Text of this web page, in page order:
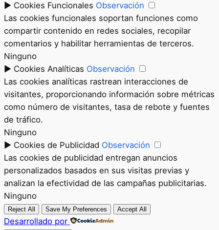
► Cookies Funcionales Observación
Las cookies funcionales soportan funciones como
compartir contenido en redes sociales, recopilar
comentarios y habilitar herramientas de terceros.
Ninguno
► Cookies Analíticas Observación
Las cookies analíticas rastrean interacciones de
visitantes, proporcionando información sobre métricas
como número de visitantes, tasa de rebote y fuentes
de tráfico.
Ninguno
► Cookies de Publicidad Observación
Las cookies de publicidad entregan anuncios
personalizados basados en sus visitas previas y
analizan la efectividad de las campañas publicitarias.
Ninguno
Reject All Save My Preferences Accept All
Desarrollado por